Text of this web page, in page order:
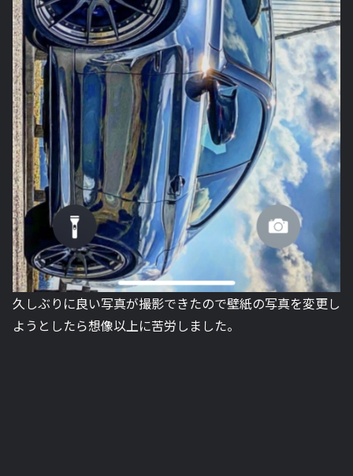
久しぶりに良い写真が撮影できたので壁紙の写真を変更し
ようとしたら想像以上に苦労しました。